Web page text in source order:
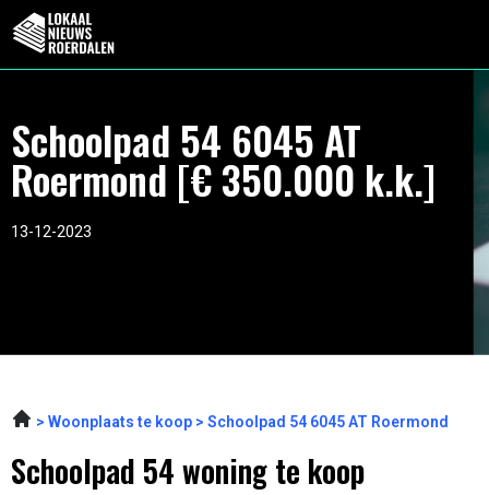
Schoolpad 54 6045 AT
Roermond [€ 350.000 k.k.]
13-12-2023
Woonplaats te koop Schoolpad 54 6045 AT Roermond
Schoolpad 54 woning te koop